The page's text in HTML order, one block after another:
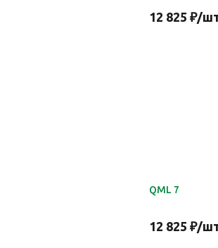
12 825 ₽/
QML 7
12 825 ₽/